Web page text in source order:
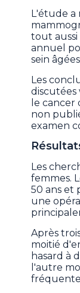
L'étude a
tout
annuel
sein
Les
discutées
le cancer
non
examen
Les
femmes.
50 ans et
une
Après
moitié
hasard à
l'autre